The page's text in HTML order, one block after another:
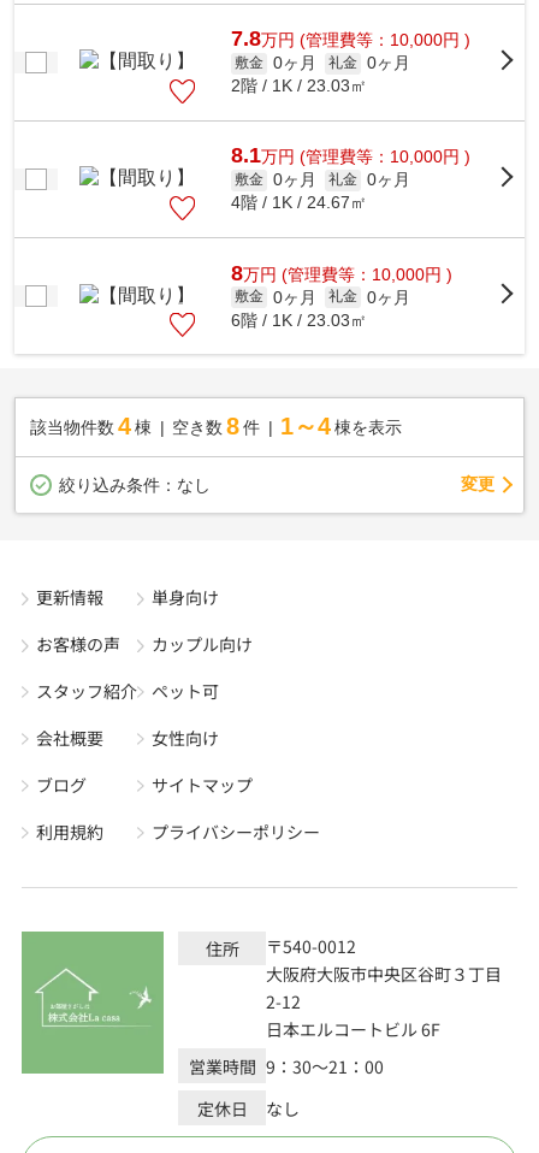
部には敷地内ごみ置き場・エレベータなど様...
7.8万円 (管理費等：10,000円 )
敷金 0ヶ月 礼金 0ヶ月
2階 / 1K / 23.03㎡
8.1万円 (管理費等：10,000円 )
敷金 0ヶ月 礼金 0ヶ月
4階 / 1K / 24.67㎡
8万円 (管理費等：10,000円 )
敷金 0ヶ月 礼金 0ヶ月
6階 / 1K / 23.03㎡
該当物件数 4棟 空き数 8 件 1～4 棟を表示
絞り込み条件： なし 変更
更新情報
お客様の声
スタッフ紹介
会社概要
ブログ
利用規約
単身向け
カップル向け
ペット可
女性向け
サイトマップ
プライバシーポリシー
住所
〒540-0012
大阪府大阪市中央区谷町３丁目
2-12
日本エルコートビル 6F
営業時間 9：30～21：00
定休日
なし